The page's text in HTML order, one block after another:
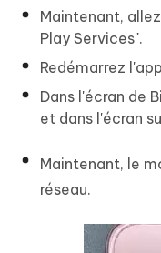
Maintenant,
Play Services".
Redémarrez
Dans l'écran de
et dans l'écran
Maintenant, le
réseau.